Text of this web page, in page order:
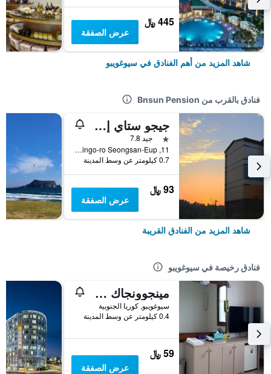
445 ﷼
عرض الصفقة
شاهد المزيد من أهم الفنادق في سيوغويبو
فنادق بالقرب من Bnsun Pension
جيجو ستاي إن سيونغسان هوتل
نجمة واحدة
جيد 7.8
11, Singo-ro Seongsan-Eup, سيوغويبو, كوريا الجنوبية
0.7 كيلومتر عن وسط المدينة
93 ﷼
عرض الصفقة
شاهد المزيد من الفنادق القريبة
فنادق رخيصة في سيوغويبو
مينجوونجاك جيستهاوس
سيوغويبو, كوريا الجنوبية
0.4 كيلومتر عن وسط المدينة
59 ﷼
عرض الصفقة